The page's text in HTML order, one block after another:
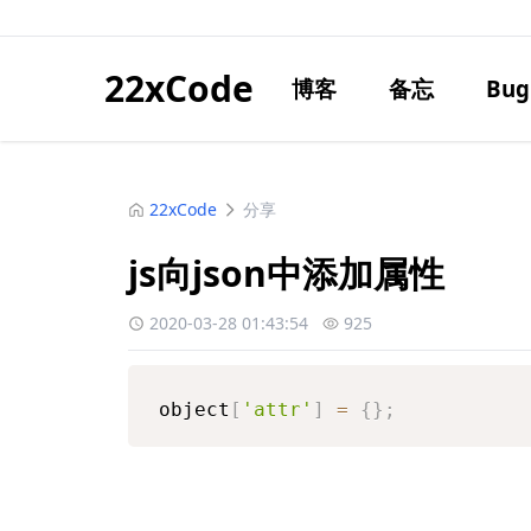
22xCode 博客 备忘 Bug
22xCode 分享
js向json中添加属性
2020-03-28 01:43:54 925
object [ 'attr' ] = {} ;